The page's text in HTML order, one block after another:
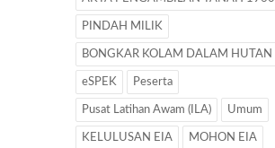
PINDAH MILIK
BONGKAR KOLAM DALAM HUTAN
eSPEK Peserta
Pusat Latihan Awam (ILA) Umum
KELULUSAN EIA MOHON EIA